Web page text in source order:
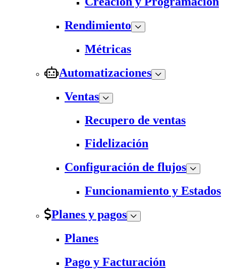
Rendimiento
Métricas
Automatizaciones
Ventas
Recupero de ventas
Fidelización
Configuración de flujos
Funcionamiento y Estados
Planes y pagos
Planes
Pago y Facturación